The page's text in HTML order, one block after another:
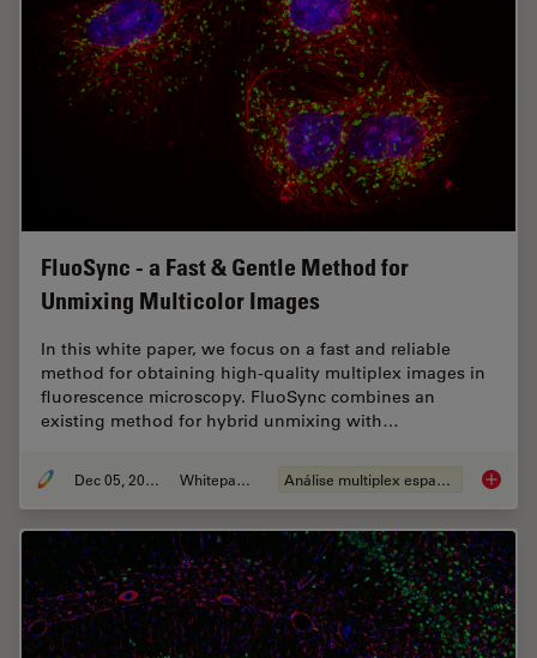
FluoSync - a Fast & Gentle Method for
Unmixing Multicolor Images
In this white paper, we focus on a fast and reliable
method for obtaining high-quality multiplex images in
fluorescence microscopy. FluoSync combines an
existing method for hybrid unmixing with…
Dec 05, 2022 Whitepaper Análise multiplex espacial